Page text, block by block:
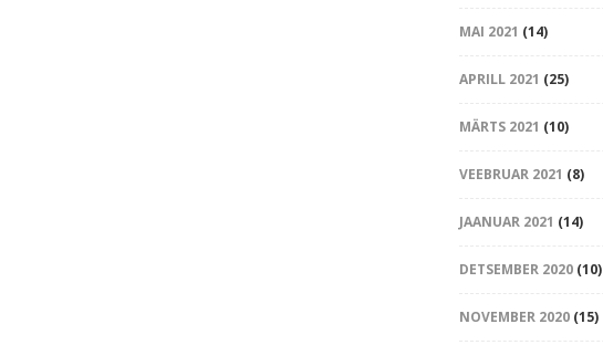
MAI 2021 (14)
APRILL 2021 (25)
MÄRTS 2021 (10)
VEEBRUAR 2021 (8)
JAANUAR 2021 (14)
DETSEMBER 2020(10)
NOVEMBER 2020(15)